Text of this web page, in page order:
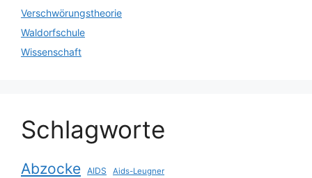
Verschwörungstheorie
Waldorfschule
Wissenschaft
Schlagworte
Abzocke AIDS Aids-Leugner